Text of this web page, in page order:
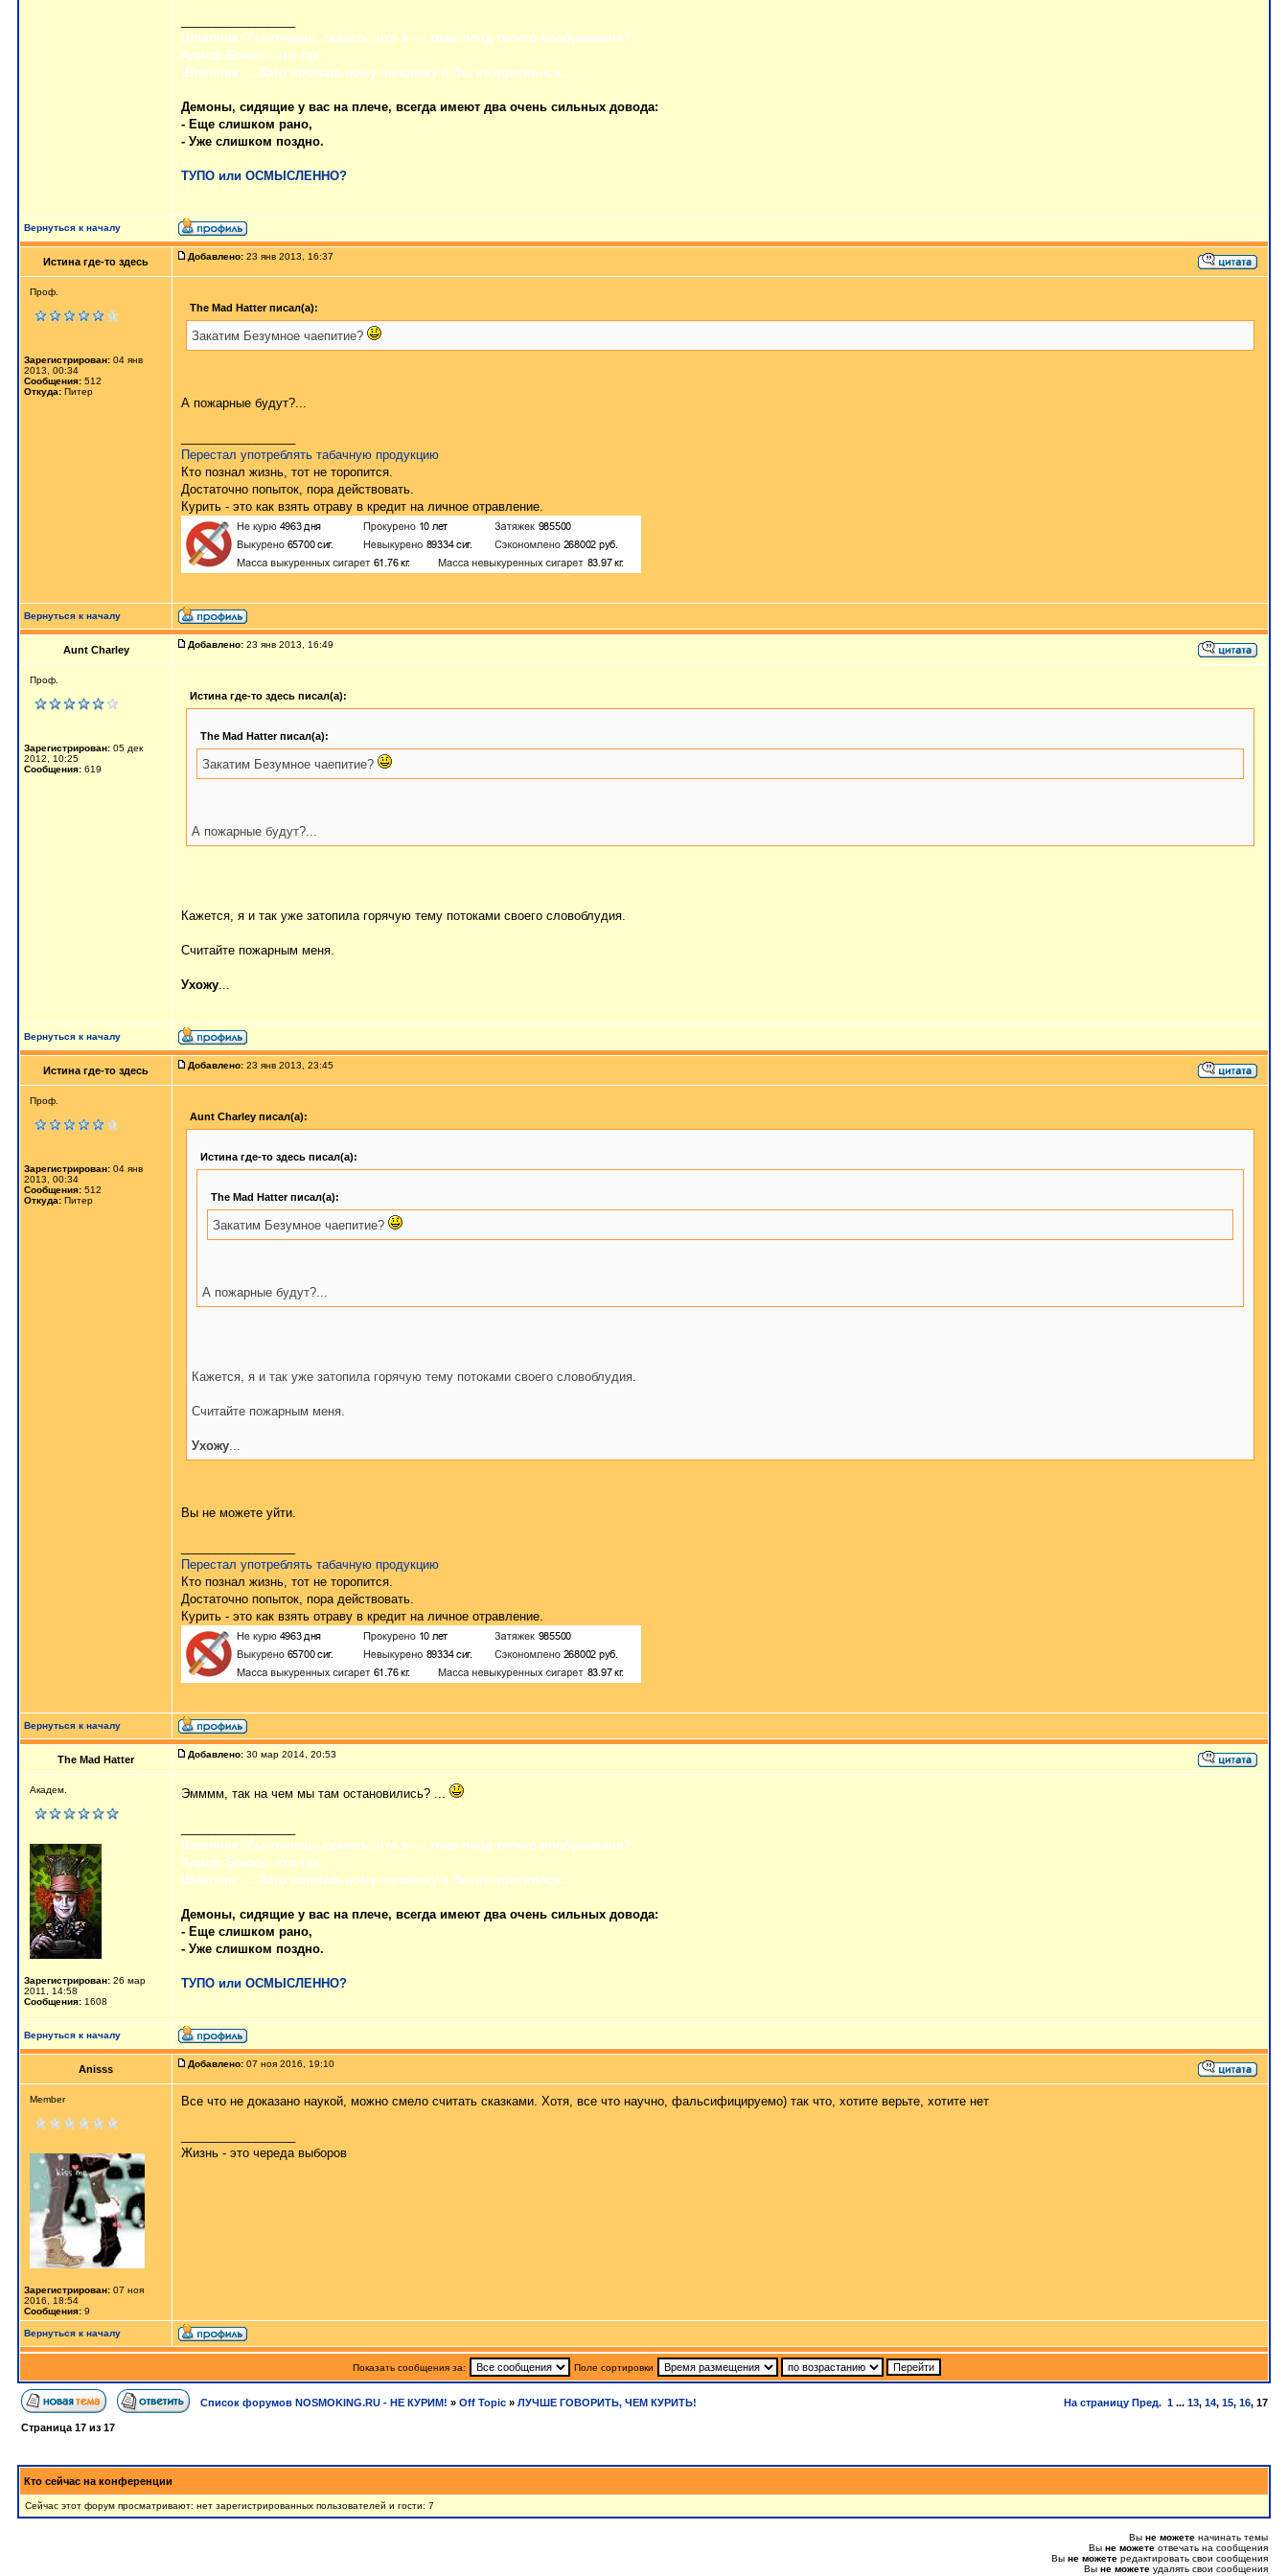
Шляпник: Ты хочешь, сказать, что я — тоже плод твоего воображения?
Алиса: Боюсь, что так…
Шляпник: …Зато нормальному человеку я бы не приснился…
Демоны, сидящие у вас на плече, всегда имеют два очень сильных довода:
- Еще слишком рано,
- Уже слишком поздно.
ТУПО или ОСМЫСЛЕННО?
Вернуться к началу
Истина где-то здесь Добавлено: 23 янв 2013, 16:37
Проф.
Зарегистрирован: 04 янв
2013, 00:34
Сообщения: 512
Откуда: Питер
The Mad Hatter писал(а):
Закатим Безумное чаепитие?
А пожарные будут?...
Перестал употреблять табачную продукцию
Кто познал жизнь, тот не торопится.
Достаточно попыток, пора действовать.
Курить - это как взять отраву в кредит на личное отравление.
Вернуться к началу
Aunt Charley Добавлено: 23 янв 2013, 16:49
Проф.
Зарегистрирован: 05 дек
2012, 10:25
Сообщения: 619
Истина где-то здесь писал(а):
The Mad Hatter писал(а):
Закатим Безумное чаепитие?
А пожарные будут?...
Кажется, я и так уже затопила горячую тему потоками своего словоблудия.
Считайте пожарным меня.
Ухожу...
Вернуться к началу
Истина где-то здесь Добавлено: 23 янв 2013, 23:45
Проф.
Зарегистрирован: 04 янв
2013, 00:34
Сообщения: 512
Откуда: Питер
Aunt Charley писал(а):
Истина где-то здесь писал(а):
The Mad Hatter писал(а):
Закатим Безумное чаепитие?
А пожарные будут?...
Кажется, я и так уже затопила горячую тему потоками своего словоблудия.
Считайте пожарным меня.
Ухожу...
Вы не можете уйти.
Перестал употреблять табачную продукцию
Кто познал жизнь, тот не торопится.
Достаточно попыток, пора действовать.
Курить - это как взять отраву в кредит на личное отравление.
Вернуться к началу
The Mad Hatter Добавлено: 30 мар 2014, 20:53
Академ.
Зарегистрирован: 26 мар
2011, 14:58
Сообщения: 1608
Эмммм, так на чем мы там остановились? ...
Шляпник: Ты хочешь, сказать, что я — тоже плод твоего воображения?
Алиса: Боюсь, что так…
Шляпник: …Зато нормальному человеку я бы не приснился…
Демоны, сидящие у вас на плече, всегда имеют два очень сильных довода:
- Еще слишком рано,
- Уже слишком поздно.
ТУПО или ОСМЫСЛЕННО?
Вернуться к началу
Anisss Добавлено: 07 ноя 2016, 19:10
Member
Зарегистрирован: 07 ноя
2016, 18:54
Сообщения: 9
Все что не доказано наукой, можно смело считать сказками. Хотя, все что научно, фальсифицируемо) так что, хотите верьте, хотите нет
Жизнь - это череда выборов
Вернуться к началу
Показать сообщения за: Поле сортировки
Список форумов NOSMOKING.RU - НЕ КУРИМ! » Off Topic » ЛУЧШЕ ГОВОРИТЬ, ЧЕМ КУРИТЬ! На страницу Пред. 1 ... 13, 14, 15, 16, 17
Страница 17 из 17
Кто сейчас на конференции
Сейчас этот форум просматривают: нет зарегистрированных пользователей и гости: 7
Вы не можете начинать темы
Вы не можете отвечать на сообщения
Вы не можете редактировать свои сообщения
Вы не можете удалять свои сообщения